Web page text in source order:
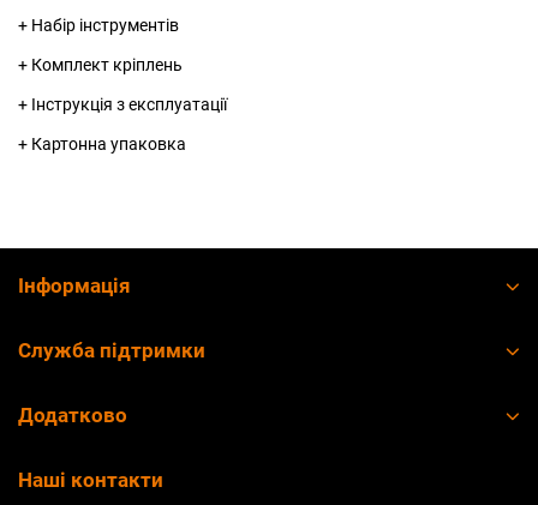
+ Набір інструментів
+ Комплект кріплень
+ Інструкція з експлуатації
+ Картонна упаковка
Інформація
Служба підтримки
Додатково
Наші контакти